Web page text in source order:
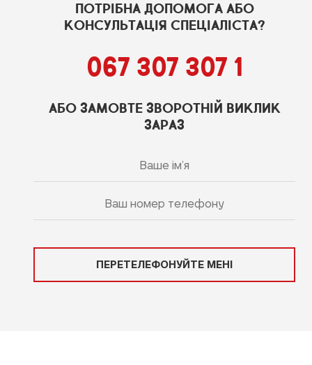
ПОТРІБНА ДОПОМОГА АБО
КОНСУЛЬТАЦІЯ СПЕЦІАЛІСТА?
067 307 307 1
АБО ЗАМОВТЕ ЗВОРОТНІЙ ВИКЛИК
ЗАРАЗ
ПЕРЕТЕЛЕФОНУЙТЕ МЕНІ